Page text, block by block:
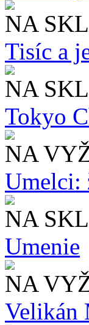
NA
Tisíc a
NA
Tokyo
NA
Umelci:
NA
Umenie
NA
Velikán